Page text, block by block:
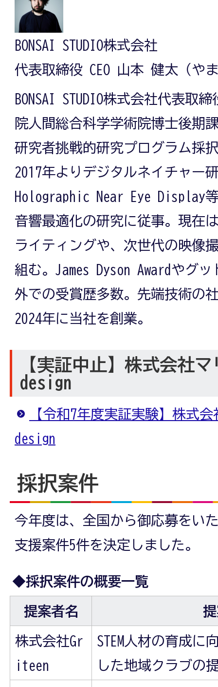
BONSAI STUDIO株式会社
代表取締役 CEO 山本 健太（や
BONSAI STUDIO株式会社代表取
院人間総合科学学術院博士後期
研究者挑戦的研究プログラム採
2017年よりデジタルネイチャー
Holographic Near Eye Display
音響最適化の研究に従事。現在
ライティングや、次世代の映像
組む。James Dyson Awardやグ
外での受賞歴多数。先端技術の
2024年に当社を創業。
【実証中止】株式会社
design
【令和7年度実証実験】株式
design
採択案件
今年度は、全国から御応募をい
支援案件5件を決定しました。
◆採択案件の概要一覧
提案者名
株式会社Gr
iteen
STEM人材の育成に
した地域クラブの